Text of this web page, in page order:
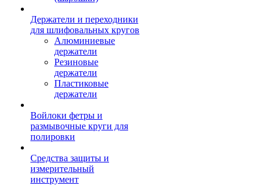
Держатели и переходники
для шлифовальных кругов
Алюминиевые
держатели
Резиновые
держатели
Пластиковые
держатели
Войлоки фетры и
размывочные круги для
полировки
Средства защиты и
измерительный
инструмент